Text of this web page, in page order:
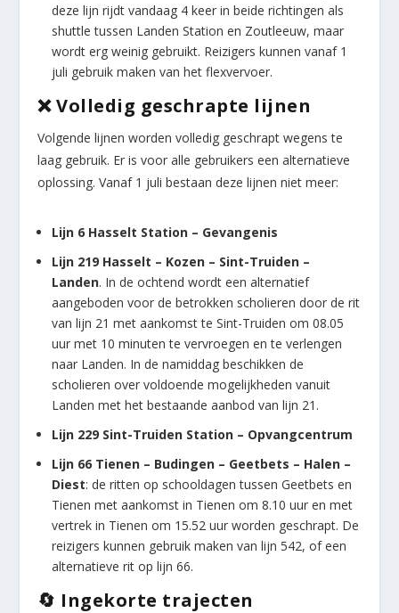
deze lijn rijdt vandaag 4 keer in beide richtingen als
shuttle tussen Landen Station en Zoutleeuw, maar
wordt erg weinig gebruikt. Reizigers kunnen vanaf 1
juli gebruik maken van het flexvervoer.
❌ Volledig geschrapte lijnen
Volgende lijnen worden volledig geschrapt wegens te
laag gebruik. Er is voor alle gebruikers een alternatieve
oplossing. Vanaf 1 juli bestaan deze lijnen niet meer:
Lijn 6 Hasselt Station – Gevangenis
Lijn 219 Hasselt – Kozen – Sint-Truiden –
Landen. In de ochtend wordt een alternatief
aangeboden voor de betrokken scholieren door de rit
van lijn 21 met aankomst te Sint-Truiden om 08.05
uur met 10 minuten te vervroegen en te verlengen
naar Landen. In de namiddag beschikken de
scholieren over voldoende mogelijkheden vanuit
Landen met het bestaande aanbod van lijn 21.
Lijn 229 Sint-Truiden Station – Opvangcentrum
Lijn 66 Tienen – Budingen – Geetbets – Halen –
Diest: de ritten op schooldagen tussen Geetbets en
Tienen met aankomst in Tienen om 8.10 uur en met
vertrek in Tienen om 15.52 uur worden geschrapt. De
reizigers kunnen gebruik maken van lijn 542, of een
alternatieve rit op lijn 66.
🔄 Ingekorte trajecten